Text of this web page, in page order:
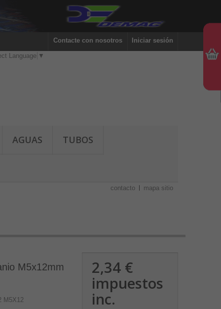
Iniciar sesión
Contacte con nosotros
AGUAS TUBOS
contacto mapa sitio
Language ▼
M5x12mm
M5X12
2,34 €
impuestos
inc.